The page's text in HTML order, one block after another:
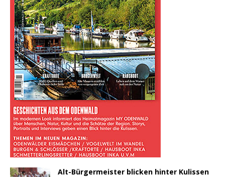
Alt-Bürgermeister blicken hinter Kulissen